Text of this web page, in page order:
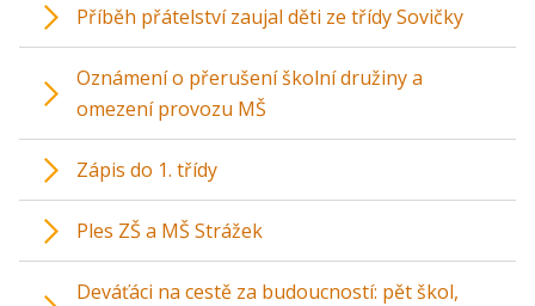
Příběh přátelství zaujal děti ze třídy Sovičky
Oznámení o přerušení školní družiny a
omezení provozu MŠ
Zápis do 1. třídy
Ples ZŠ a MŠ Strážek
Deváťáci na cestě za budoucností: pět škol,